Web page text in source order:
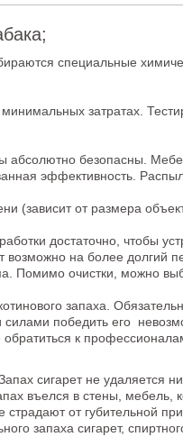
специальные
затратах.
абсолютно безопасны.
эффективность.
(зависит от размера
достаточно, чтобы
возможно на более долгий
Помимо очистки, можно
запаха.
победить его
обратиться к
сигарет не удаляется
въелся в стены, мебель,
от губительной
запаха сигарет,